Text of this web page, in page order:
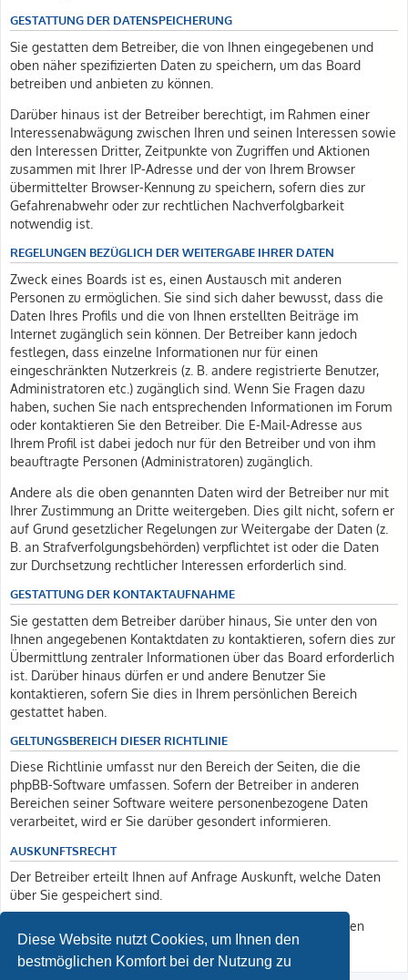
Diese Website nutzt Cookies, um Ihnen den
bestmöglichen Komfort bei der Nutzung zu
GESTATTUNG DER DATENSPEICHERUNG
Sie gestatten dem Betreiber, die von Ihnen eingegebenen und
oben näher spezifizierten Daten zu speichern, um das Board
betreiben und anbieten zu können.
Darüber hinaus ist der Betreiber berechtigt, im Rahmen einer
Interessenabwägung zwischen Ihren und seinen Interessen sowie
den Interessen Dritter, Zeitpunkte von Zugriffen und Aktionen
zusammen mit Ihrer IP-Adresse und der von Ihrem Browser
übermittelter Browser-Kennung zu speichern, sofern dies zur
Gefahrenabwehr oder zur rechtlichen Nachverfolgbarkeit
notwendig ist.
REGELUNGEN BEZÜGLICH DER WEITERGABE IHRER DATEN
Zweck eines Boards ist es, einen Austausch mit anderen
Personen zu ermöglichen. Sie sind sich daher bewusst, dass die
Daten Ihres Profils und die von Ihnen erstellten Beiträge im
Internet zugänglich sein können. Der Betreiber kann jedoch
festlegen, dass einzelne Informationen nur für einen
eingeschränkten Nutzerkreis (z. B. andere registrierte Benutzer,
Administratoren etc.) zugänglich sind. Wenn Sie Fragen dazu
haben, suchen Sie nach entsprechenden Informationen im Forum
oder kontaktieren Sie den Betreiber. Die E-Mail-Adresse aus
Ihrem Profil ist dabei jedoch nur für den Betreiber und von ihm
beauftragte Personen (Administratoren) zugänglich.
Andere als die oben genannten Daten wird der Betreiber nur mit
Ihrer Zustimmung an Dritte weitergeben. Dies gilt nicht, sofern er
auf Grund gesetzlicher Regelungen zur Weitergabe der Daten (z.
B. an Strafverfolgungsbehörden) verpflichtet ist oder die Daten
zur Durchsetzung rechtlicher Interessen erforderlich sind.
GESTATTUNG DER KONTAKTAUFNAHME
Sie gestatten dem Betreiber darüber hinaus, Sie unter den von
Ihnen angegebenen Kontaktdaten zu kontaktieren, sofern dies zur
Übermittlung zentraler Informationen über das Board erforderlich
ist. Darüber hinaus dürfen er und andere Benutzer Sie
kontaktieren, sofern Sie dies in Ihrem persönlichen Bereich
gestattet haben.
GELTUNGSBEREICH DIESER RICHTLINIE
Diese Richtlinie umfasst nur den Bereich der Seiten, die die
phpBB-Software umfassen. Sofern der Betreiber in anderen
Bereichen seiner Software weitere personenbezogene Daten
verarbeitet, wird er Sie darüber gesondert informieren.
AUSKUNFTSRECHT
Der Betreiber erteilt Ihnen auf Anfrage Auskunft, welche Daten
über Sie gespeichert sind.
Sie können jederzeit die Löschung bzw. Sperrung Ihrer Daten
verlangen. Kontaktieren Sie hierzu bitte den Betreiber.